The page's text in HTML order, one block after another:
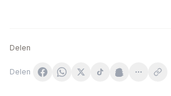
Delen
Delen